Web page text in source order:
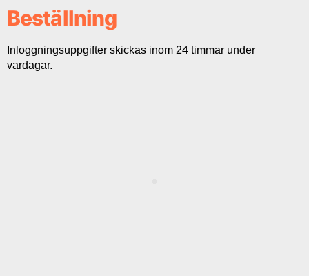
Beställning
Inloggningsuppgifter skickas inom 24 timmar under
vardagar.